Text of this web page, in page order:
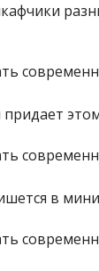
в